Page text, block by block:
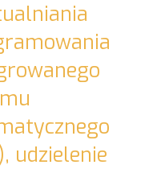
udzielenie